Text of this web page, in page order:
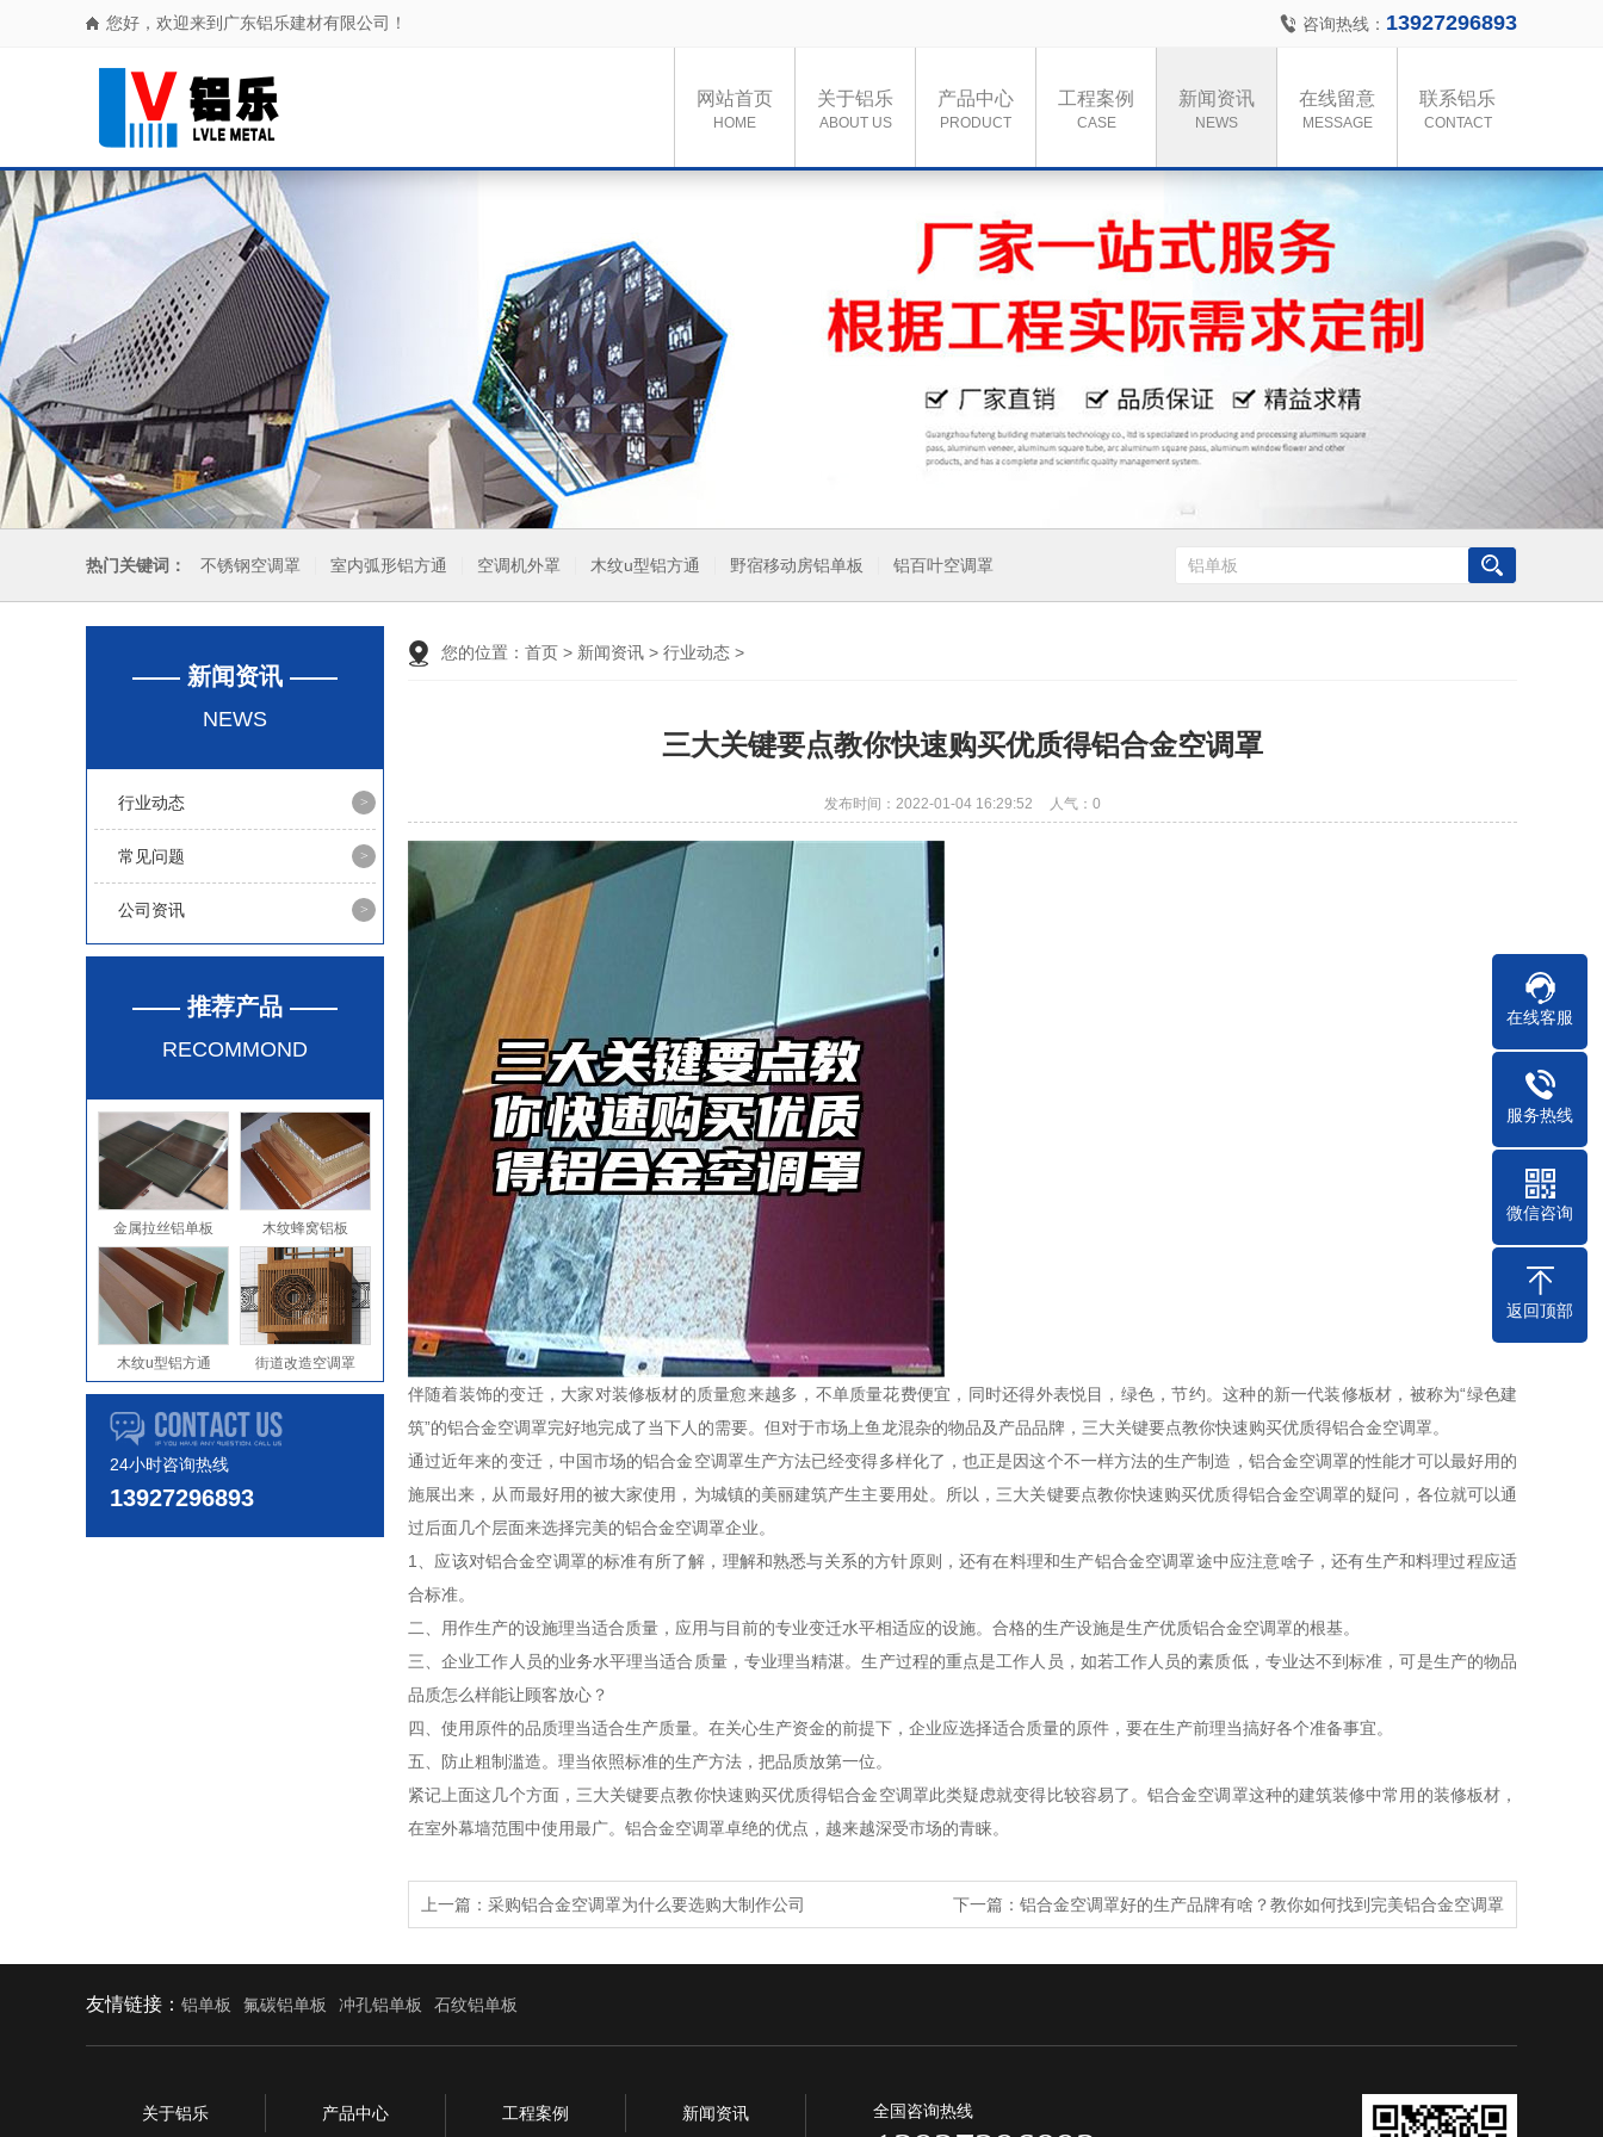
您好，欢迎来到广东铝乐建材有限公司！ 咨询热线： 13927296893
网站首页
HOME
关于铝乐
ABOUT US
产品中心
PRODUCT
工程案例
CASE
新闻资讯
NEWS
在线留意
MESSAGE
联系铝乐
CONTACT
热门关键词： 不锈钢空调罩 室内弧形铝方通 空调机外罩 木纹u型铝方通 野宿移动房铝单板 铝百叶空调罩
—— 新闻资讯 ——
NEWS
行业动态
常见问题
公司资讯
—— 推荐产品 ——
RECOMMOND
金属拉丝铝单板 木纹蜂窝铝板
木纹u型铝方通 街道改造空调罩
24小时咨询热线
13927296893
您的位置： 首页 > 新闻资讯 > 行业动态 >
三大关键要点教你快速购买优质得铝合金空调罩
发布时间：2022-01-04 16:29:52 人气： 0
伴随着装饰的变迁，大家对装修板材的质量愈来越多，不单质量花费便宜，同时还得外表悦目，绿色，节约。这种的新一代装修板材，被称为“绿色建
筑”的铝合金空调罩完好地完成了当下人的需要。但对于市场上鱼龙混杂的物品及产品品牌，三大关键要点教你快速购买优质得铝合金空调罩。
通过近年来的变迁，中国市场的铝合金空调罩生产方法已经变得多样化了，也正是因这个不一样方法的生产制造，铝合金空调罩的性能才可以最好用的
施展出来，从而最好用的被大家使用，为城镇的美丽建筑产生主要用处。所以，三大关键要点教你快速购买优质得铝合金空调罩的疑问，各位就可以通
过后面几个层面来选择完美的铝合金空调罩企业。
1、应该对铝合金空调罩的标准有所了解，理解和熟悉与关系的方针原则，还有在料理和生产铝合金空调罩途中应注意啥子，还有生产和料理过程应适
合标准。
二、用作生产的设施理当适合质量，应用与目前的专业变迁水平相适应的设施。合格的生产设施是生产优质铝合金空调罩的根基。
三、企业工作人员的业务水平理当适合质量，专业理当精湛。生产过程的重点是工作人员，如若工作人员的素质低，专业达不到标准，可是生产的物品
品质怎么样能让顾客放心？
四、使用原件的品质理当适合生产质量。在关心生产资金的前提下，企业应选择适合质量的原件，要在生产前理当搞好各个准备事宜。
五、防止粗制滥造。理当依照标准的生产方法，把品质放第一位。
紧记上面这几个方面，三大关键要点教你快速购买优质得铝合金空调罩此类疑虑就变得比较容易了。铝合金空调罩这种的建筑装修中常用的装修板材，
在室外幕墙范围中使用最广。铝合金空调罩卓绝的优点，越来越深受市场的青睐。
上一篇： 采购铝合金空调罩为什么要选购大制作公司 下一篇： 铝合金空调罩好的生产品牌有啥？教你如何找到完美铝合金空调罩
友情链接： 铝单板 氟碳铝单板 冲孔铝单板 石纹铝单板
关于铝乐 产品中心 工程案例 新闻资讯 全国咨询热线
在线客服
服务热线
微信咨询
返回顶部